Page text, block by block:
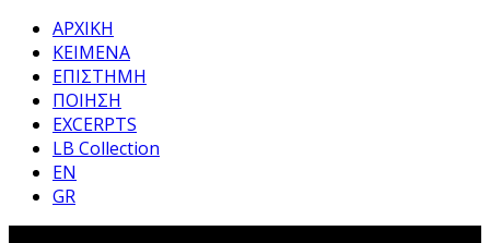
ΑΡΧΙΚΗ
ΚΕΙΜΕΝΑ
ΕΠΙΣΤΗΜΗ
ΠΟΙΗΣΗ
EXCERPTS
LB Collection
EN
GR